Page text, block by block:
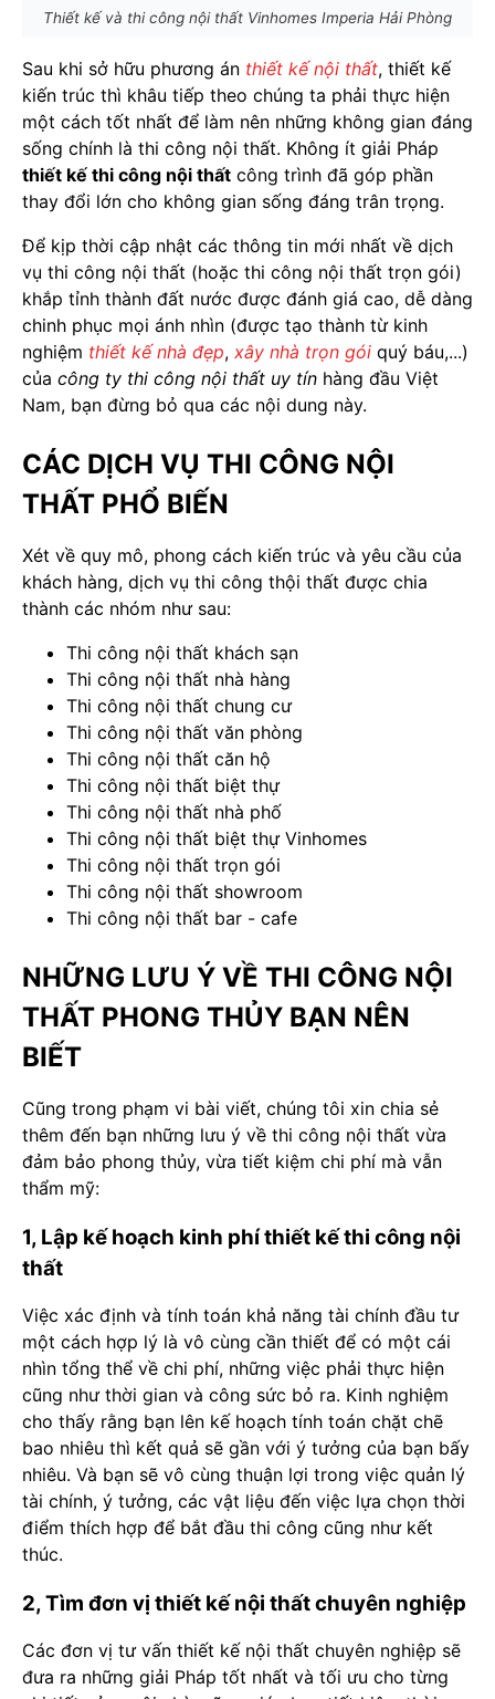
Thiết kế và thi công nội thất Vinhomes Imperia Hải Phòng
Sau khi sở hữu phương án thiết kế nội thất, thiết kế
kiến trúc thì khâu tiếp theo chúng ta phải thực hiện
một cách tốt nhất để làm nên những không gian đáng
sống chính là thi công nội thất. Không ít giải Pháp
thiết kế thi công nội thất công trình đã góp phần
thay đổi lớn cho không gian sống đáng trân trọng.
Để kịp thời cập nhật các thông tin mới nhất về dịch
vụ thi công nội thất (hoặc thi công nội thất trọn gói)
khắp tỉnh thành đất nước được đánh giá cao, dễ dàng
chinh phục mọi ánh nhìn (được tạo thành từ kinh
nghiệm thiết kế nhà đẹp, xây nhà trọn gói quý báu,...)
của công ty thi công nội thất uy tín hàng đầu Việt
Nam, bạn đừng bỏ qua các nội dung này.
CÁC DỊCH VỤ THI CÔNG NỘI
THẤT PHỔ BIẾN
Xét về quy mô, phong cách kiến trúc và yêu cầu của
khách hàng, dịch vụ thi công thội thất được chia
thành các nhóm như sau:
Thi công nội thất khách sạn
Thi công nội thất nhà hàng
Thi công nội thất chung cư
Thi công nội thất văn phòng
Thi công nội thất căn hộ
Thi công nội thất biệt thự
Thi công nội thất nhà phố
Thi công nội thất biệt thự Vinhomes
Thi công nội thất trọn gói
Thi công nội thất showroom
Thi công nội thất bar - cafe
NHỮNG LƯU Ý VỀ THI CÔNG NỘI
THẤT PHONG THỦY BẠN NÊN
BIẾT
Cũng trong phạm vi bài viết, chúng tôi xin chia sẻ
thêm đến bạn những lưu ý về thi công nội thất vừa
đảm bảo phong thủy, vừa tiết kiệm chi phí mà vẫn
thẩm mỹ:
1, Lập kế hoạch kinh phí thiết kế thi công nội
thất
Việc xác định và tính toán khả năng tài chính đầu tư
một cách hợp lý là vô cùng cần thiết để có một cái
nhìn tổng thể về chi phí, những việc phải thực hiện
cũng như thời gian và công sức bỏ ra. Kinh nghiệm
cho thấy rằng bạn lên kế hoạch tính toán chặt chẽ
bao nhiêu thì kết quả sẽ gần với ý tưởng của bạn bấy
nhiêu. Và bạn sẽ vô cùng thuận lợi trong việc quản lý
tài chính, ý tưởng, các vật liệu đến việc lựa chọn thời
điểm thích hợp để bắt đầu thi công cũng như kết
thúc.
2, Tìm đơn vị thiết kế nội thấtchuyên nghiệp
Các đơn vị tư vấn thiết kế nội thất chuyên nghiệp sẽ
đưa ra những giải Pháp tốt nhất và tối ưu cho từng